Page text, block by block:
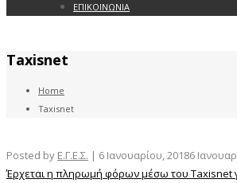
ΕΠΙΚΟΙΝΩΝΙΑ
Taxisnet
Home
Taxisnet
Posted by Ε.Γ.Ε.Σ. | 6 Ιανουαρίου, 20186
Έρχεται η πληρωμή φόρων μέσω του Taxisnet